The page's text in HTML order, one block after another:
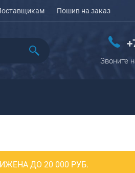
Пошив на заказ
Звоните
Кейсы
ДО 20 000 РУБ.